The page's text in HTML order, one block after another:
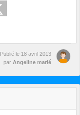
Publié le 18 avril 2013
par Angeline marié